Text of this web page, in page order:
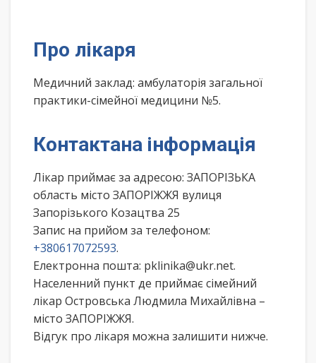
Про лікаря
Медичний заклад: амбулаторія загальної
практики-сімейної медицини №5.
Контактана інформація
Лікар приймає за адресою: ЗАПОРІЗЬКА
область місто ЗАПОРІЖЖЯ вулиця
Запорізького Козацтва 25
Запис на прийом за телефоном:
+380617072593.
Електронна пошта: pklinika@ukr.net.
Населенний пункт де приймає сімейний
лікар Островська Людмила Михайлівна –
місто ЗАПОРІЖЖЯ.
Відгук про лікаря можна залишити нижче.